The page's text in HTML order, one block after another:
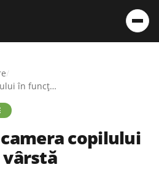
/
Amenajează camera copilului în funcție de vârstă
copilului